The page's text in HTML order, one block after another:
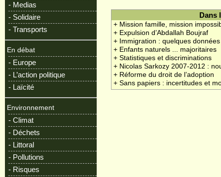
- Medias
- Solidaire
- Transports
En débat
- Europe
- L’action politique
- Laïcité
Environnement
- Climat
- Déchets
- Littoral
- Pollutions
- Risques
Dans
+ Mission famille, mission
+ Expulsion d’Abdallah Boujraf
+ Immigration : quelques données
+ Enfants naturels ... majoritaires
+ Statistiques et discriminations
+ Nicolas Sarkozy 2007-2012 :
+ Réforme du droit de l’adoption
+ Sans papiers : incertitudes et